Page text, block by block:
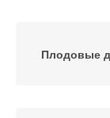
Плодовые